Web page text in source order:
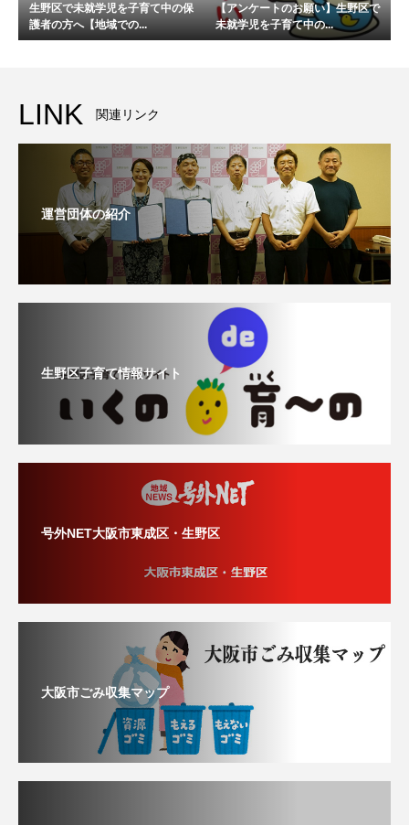
生野区で未就学児を子育て中の保
護者の方へ【地域での...
【アンケートのお願い】生野区で
未就学児を子育て中の...
LINK 関連リンク
運営団体の紹介
生野区子育て情報サイト
号外NET大阪市東成区・生野区
大阪市ごみ収集マップ